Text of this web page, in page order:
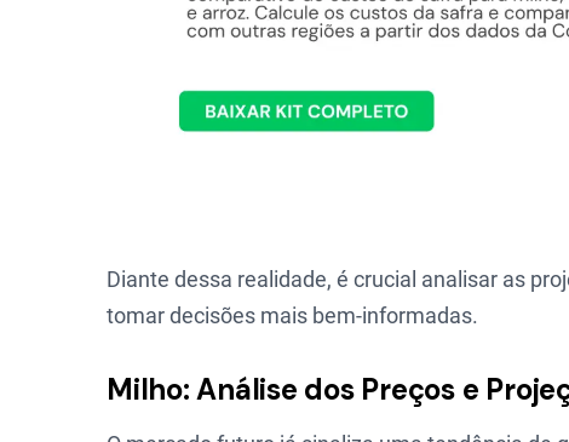
Diante dessa realidade, é crucial analisar as
tomar decisões mais bem-informadas.
Milho: Análise dos Preços e